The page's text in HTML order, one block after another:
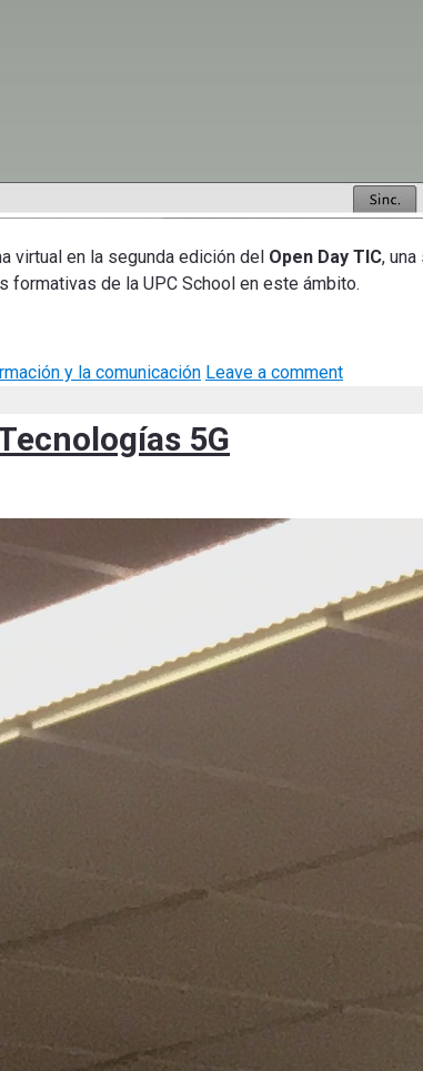
virtual en la segunda edición del Open Day TIC,
de la UPC School en este ámbito.
y la comunicación Leave a comment
5G